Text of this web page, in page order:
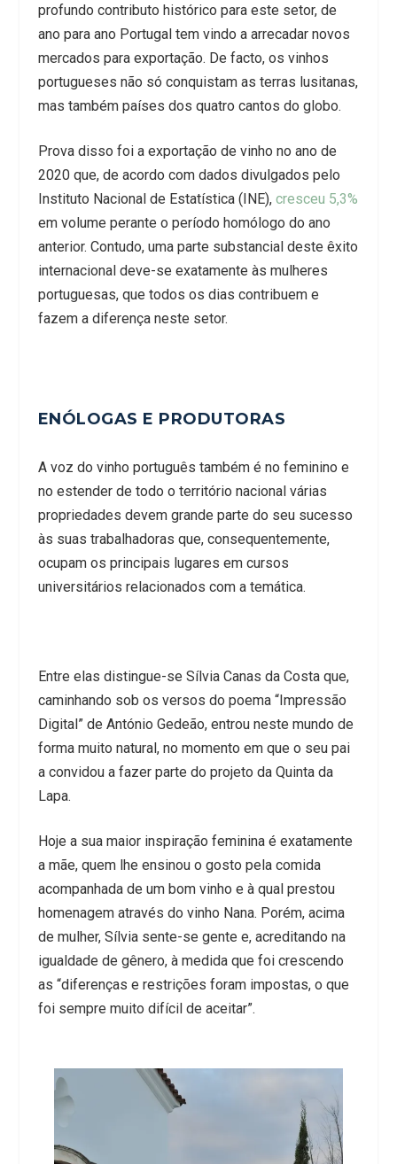
profundo contributo histórico para este setor, de
ano para ano Portugal tem vindo a arrecadar novos
mercados para exportação. De facto, os vinhos
portugueses não só conquistam as terras lusitanas,
mas também países dos quatro cantos do globo.
Prova disso foi a exportação de vinho no ano de
2020 que, de acordo com dados divulgados pelo
Instituto Nacional de Estatística (INE), cresceu 5,3%
em volume perante o período homólogo do ano
anterior. Contudo, uma parte substancial deste êxito
internacional deve-se exatamente às mulheres
portuguesas, que todos os dias contribuem e
fazem a diferença neste setor.
ENÓLOGAS E PRODUTORAS
A voz do vinho português também é no feminino e
no estender de todo o território nacional várias
propriedades devem grande parte do seu sucesso
às suas trabalhadoras que, consequentemente,
ocupam os principais lugares em cursos
universitários relacionados com a temática.
Entre elas distingue-se Sílvia Canas da Costa que,
caminhando sob os versos do poema “Impressão
Digital” de António Gedeão, entrou neste mundo de
forma muito natural, no momento em que o seu pai
a convidou a fazer parte do projeto da Quinta da
Lapa.
Hoje a sua maior inspiração feminina é exatamente
a mãe, quem lhe ensinou o gosto pela comida
acompanhada de um bom vinho e à qual prestou
homenagem através do vinho Nana. Porém, acima
de mulher, Sílvia sente-se gente e, acreditando na
igualdade de gênero, à medida que foi crescendo
as “diferenças e restrições foram impostas, o que
foi sempre muito difícil de aceitar”.